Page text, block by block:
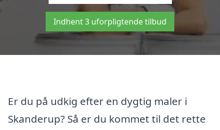
Indhent 3 uforpligtende tilbud
Er du på udkig efter en dygtig maler i
Skanderup? Så er du kommet til det rette